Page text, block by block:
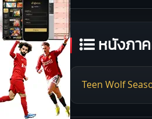
หนังภา
Teen Wolf